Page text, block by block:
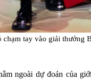
chạm tay vào giải thưởng
ngoài dự đoán của